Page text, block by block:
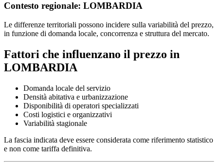
Contesto regionale: LOMBARDIA
Le differenze territoriali possono incidere sulla variabilità del prezzo,
in funzione di domanda locale, concorrenza e struttura del mercato.
Fattori che influenzano il prezzo in
LOMBARDIA
Domanda locale del servizio
Densità abitativa e urbanizzazione
Disponibilità di operatori specializzati
Costi logistici e organizzativi
Variabilità stagionale
La fascia indicata deve essere considerata come riferimento statistico
e non come tariffa definitiva.